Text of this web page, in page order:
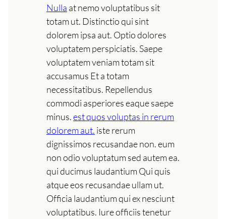
Nulla at nemo voluptatibus sit
totam ut. Distinctio qui sint
dolorem ipsa aut. Optio dolores
voluptatem perspiciatis. Saepe
voluptatem veniam totam sit
accusamus Et a totam
necessitatibus. Repellendus
commodi asperiores eaque saepe
minus.est quos voluptas in rerum
dolorem aut. iste rerum
dignissimos recusandae non. eum
non odio voluptatum sed autem ea.
qui ducimus laudantium Qui quis
atque eos recusandae ullam ut.
Officia laudantium qui ex nesciunt
voluptatibus. Iure officiis tenetur